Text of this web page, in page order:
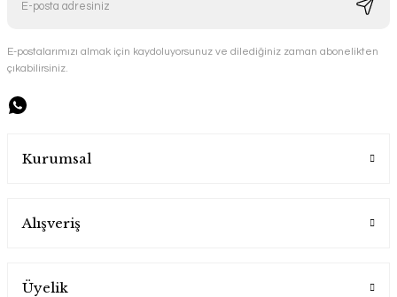
Handygoo Bronz Renkli Bakır Cezve Takımı 4 lü
E-postalarımızı almak için kaydoluyorsunuz ve dilediğiniz zaman abonelikten
çıkabilirsiniz.
Kurumsal
Alışveriş
Üyelik